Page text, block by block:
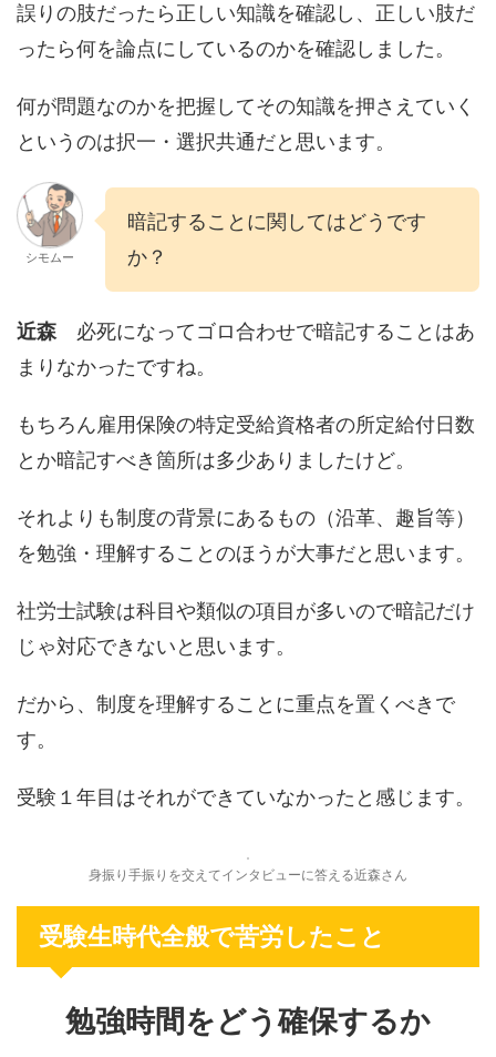
誤りの肢だったら正しい知識を確認し、正しい肢だ
ったら何を論点にしているのかを確認しました。
何が問題なのかを把握してその知識を押さえていく
というのは択一・選択共通だと思います。
シモムー
暗記することに関してはどうです
か？
近森必死になってゴロ合わせで暗記することはあ
まりなかったですね。
もちろん雇用保険の特定受給資格者の所定給付日数
とか暗記すべき箇所は多少ありましたけど。
それよりも制度の背景にあるもの（沿革、趣旨等）
を勉強・理解することのほうが大事だと思います。
社労士試験は科目や類似の項目が多いので暗記だけ
じゃ対応できないと思います。
だから、制度を理解することに重点を置くべきで
す。
受験１年目はそれができていなかったと感じます。
身振り手振りを交えてインタビューに答える近森さん
受験生時代全般で苦労したこと
勉強時間をどう確保するか